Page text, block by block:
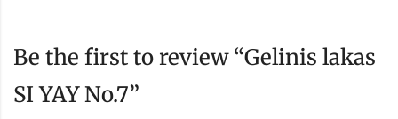
Be the first to review “Gelinis lakas
SI YAY No.7”